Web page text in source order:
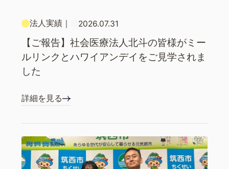
法人実績｜ 2026.07.31
【ご報告】社会医療法人北斗の皆様がミー
ルリンクとハワイアンデイをご見学されま
した
詳細を見る